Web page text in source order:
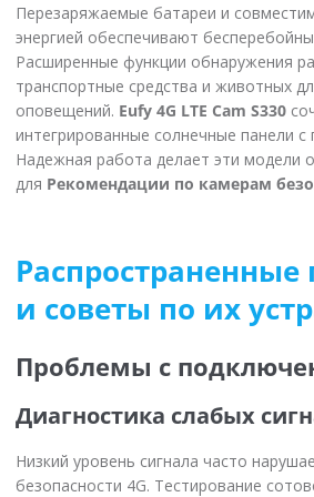
Перезаряжаемые батареи и
энергией обеспечивают
Расширенные функции обнаружения
транспортные средства и животных
оповещений. Eufy 4G LTE Cam S330
интегрированные солнечные панели с
Надежная работа делает эти модели
для Рекомендации по камерам
и советы по их
Проблемы с
Диагностика слабых
Низкий уровень сигнала часто
безопасности 4G. Тестирование